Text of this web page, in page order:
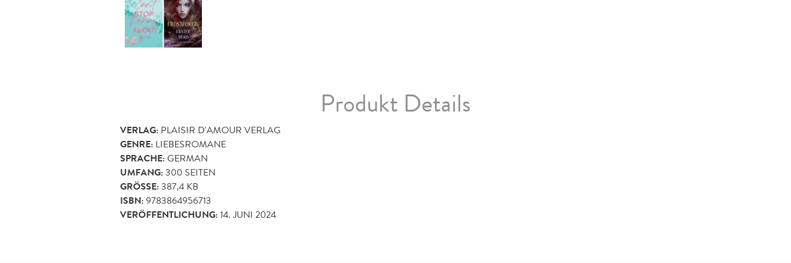
Produkt Details
VERLAG: PLAISIR D'AMOUR VERLAG
GENRE: LIEBESROMANE
SPRACHE:GERMAN
UMFANG:300 SEITEN
GRÖSSE: 387,4 KB
ISBN:9783864956713
VERÖFFENTLICHUNG:14. JUNI 2024